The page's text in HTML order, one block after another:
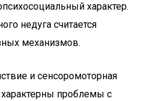
характер.
недуга считается
механизмов.
и сенсоромоторная
проблемы с